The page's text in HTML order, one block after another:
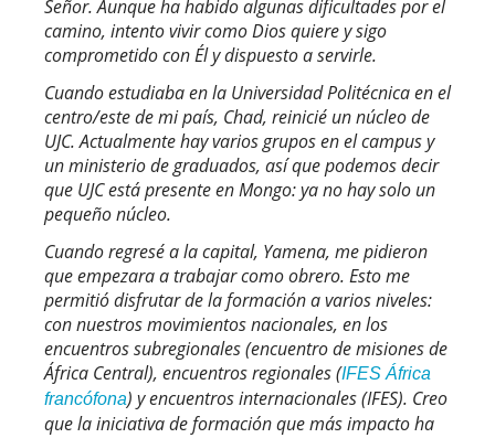
Señor. Aunque ha habido algunas dificultades por el
camino, intento vivir como Dios quiere y sigo
comprometido con Él y dispuesto a servirle.
Cuando estudiaba en la Universidad Politécnica en el
centro/este de mi país, Chad, reinicié un núcleo de
UJC. Actualmente hay varios grupos en el campus y
un ministerio de graduados, así que podemos decir
que UJC está presente en Mongo: ya no hay solo un
pequeño núcleo.
Cuando regresé a la capital, Yamena, me pidieron
que empezara a trabajar como obrero. Esto me
permitió disfrutar de la formación a varios niveles:
con nuestros movimientos nacionales, en los
encuentros subregionales (encuentro de misiones de
África Central), encuentros regionales (IFES África
francófona) y encuentros internacionales (IFES). Creo
que la iniciativa de formación que más impacto ha